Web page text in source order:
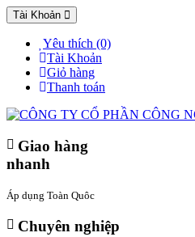
Tài Khoản
Yêu thích (0)
Tài Khoản
Giỏ hàng
Thanh toán
Giao hàng
nhanh
Áp dụng Toàn Quôc
Chuyên nghiệp